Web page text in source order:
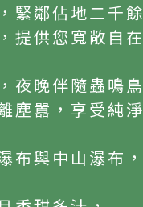
緊鄰佔地二千餘
提供您寬敞自在
夜晚伴隨蟲鳴鳥
塵囂，享受純淨
布與中山瀑布，